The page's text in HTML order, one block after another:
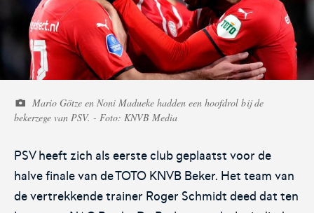
Voetbal.nl
Hét platform voor
amateurvoetballend
Eurojackpot KNVB
Beker
Voor het laatste nieuws,
uitslagen en programma van
Mario Götze en Noni Madueke hadden een hoofdrol bij de
bekerzege van PSV. - Foto: KNVB Media
PSV heeft zich als eerste club geplaatst voor de
halve finale van de TOTO KNVB Beker. Het team van
de vertrekkende trainer Roger Schmidt deed dat ten